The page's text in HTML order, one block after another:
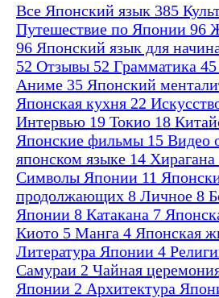
Все Японский язык 385
Путешествие по Японии 96
96 Японский язык для
52 Отзывы 52 Грамматика 45
Аниме 35 Японский
Японская кухня 22
Интервью 19 Токио 18
Японские фильмы 15 Видео
японском языке 14 Хирагана
Символы Японии 11
продолжающих 8 Личное 8
Японии 8 Катакана 7
Киото 5 Манга 4 Японская
Литература Японии 4
Самураи 2 Чайная
Японии 2 Архитектура